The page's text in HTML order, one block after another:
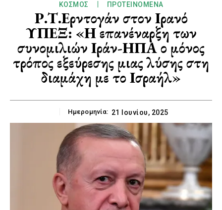
ΚΌΣΜΟΣ ΠΡΟΤΕΙΝΌΜΕΝΑ
Ρ.Τ.Ερντογάν στον Ιρανό
ΥΠΕΞ: «Η επανέναρξη των
συνομιλιών Ιράν-ΗΠΑ ο μόνος
τρόπος εξεύρεσης μιας λύσης στη
διαμάχη με το Ισραήλ»
Ημερομηνία: 21 Ιουνίου, 2025